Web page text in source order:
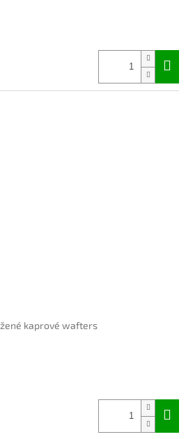
kaprové wafters